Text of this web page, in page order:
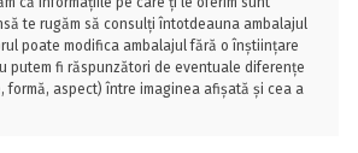
te rugăm să consulți întotdeauna ambalajul
poate modifica ambalajul fără o înștiințare
putem fi răspunzători de eventuale diferențe
formă, aspect) între imaginea afișată și cea a